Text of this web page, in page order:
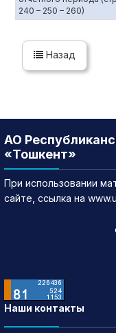
240 – 250 – 260)
Назад
АО
«Тошкент»
При использовании
сайте, ссылка на
Наши контакты